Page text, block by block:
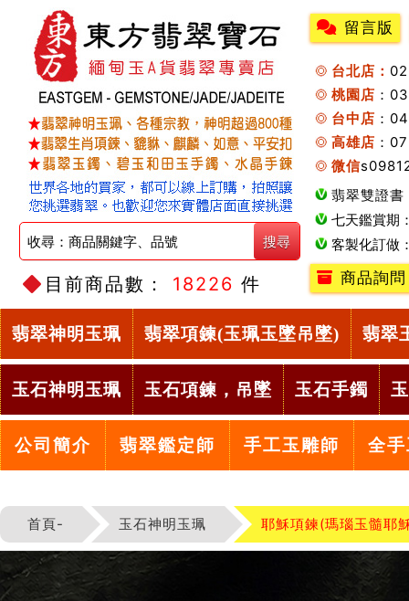
目前商品數： 18226 件
留言版
台北店：
桃園店 ：
台中店 ：
高雄店 ：
微信
翡翠雙證書
七天鑑賞期
客製化訂做
商品詢問
翡翠神明玉珮 翡翠項鍊(玉珮玉墜吊墜) 翡翠
玉石神明玉珮 玉石項鍊，吊墜 玉石手鐲
公司簡介 翡翠鑑定師 手工玉雕師 全
首頁- 玉石神明玉珮 耶穌項鍊(瑪瑙玉髓耶